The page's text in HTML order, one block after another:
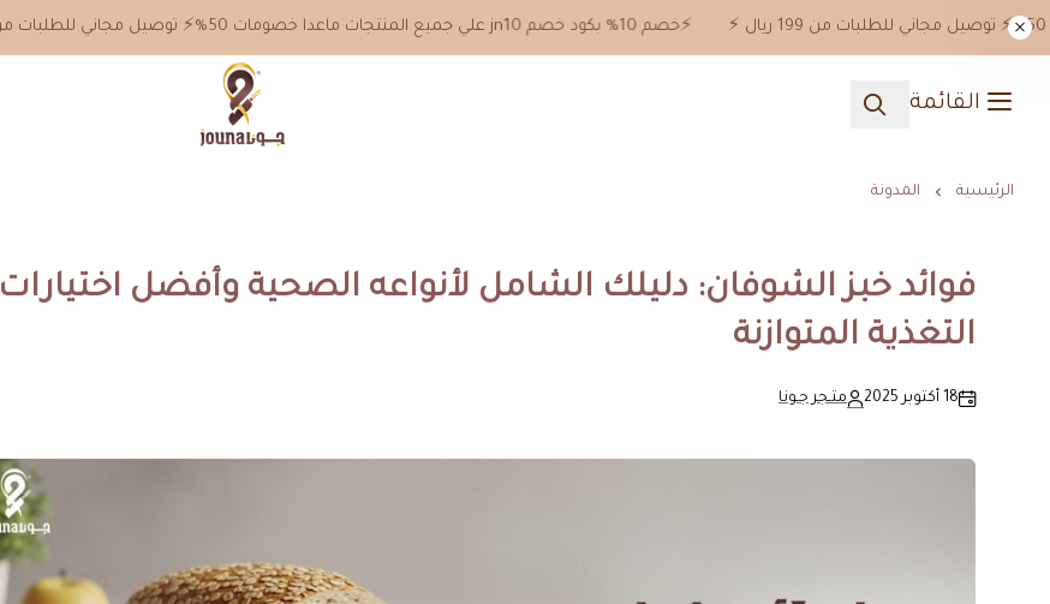
⚡️خصم 10% بكود خصم jn10 علي جميع المنتجات ماعدا خصومات 50%⚡️ توصيل مجاني للطلبات من 199 ريال ⚡️
القائمة
جونا
الرئيسية المدونة
فوائد خبز الشوفان: دليلك الشامل لأنواعه الصحية وأفضل اختيارات
التغذية المتوازنة
18 أكتوبر 2025 متـجر جـونا